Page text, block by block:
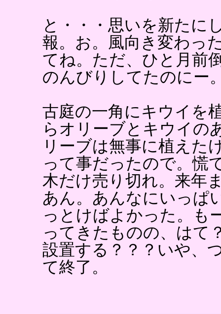
と・・・思いを新たに
報。お。風向き変わっ
てね。ただ、ひと月前
のんびりしてたのにー
古庭の一角にキウイを
らオリーブとキウイの
リーブは無事に植えた
って事だったので。慌
木だけ売り切れ。来年
あん。あんなにいっぱ
っとけばよかった。も
ってきたものの、はて
設置する？？？いや、
て終了。